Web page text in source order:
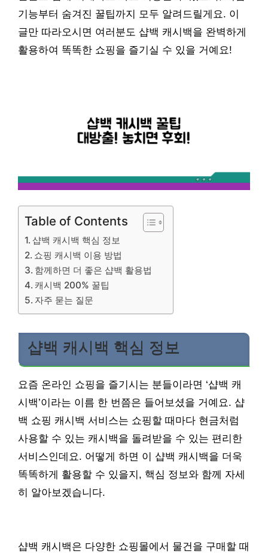
기능부터 숨겨진 꿀팁까지 모두 알려드릴게요. 이
글만 따라오시면 여러분도 샵백 캐시백을 완벽하게
활용하여 똑똑한 쇼핑을 즐기실 수 있을 거예요!
Table of Contents
샵백 캐시백 핵심 정보
쇼핑 캐시백 이용 방법
함께하면 더 좋은 샵백 활용법
캐시백 200% 꿀팁
자주 묻는 질문
샵백 캐시백 핵심 정보
요즘 온라인 쇼핑을 즐기시는 분들이라면 ‘샵백 캐
시백’이라는 이름 한 번쯤은 들어보셨을 거예요. 샵
백 쇼핑 캐시백 서비스는 쇼핑할 때마다 현금처럼
사용할 수 있는 캐시백을 돌려받을 수 있는 편리한
서비스인데요. 어떻게 하면 이 샵백 캐시백을 더욱
똑똑하게 활용할 수 있을지, 핵심 정보와 함께 자세
히 알아보겠습니다.
샵백 캐시백은 다양한 쇼핑몰에서 물건을 구매할 때